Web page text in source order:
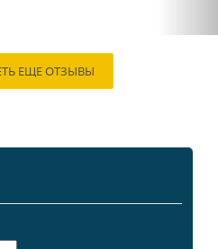
ЕЩЕ ОТЗЫВЫ